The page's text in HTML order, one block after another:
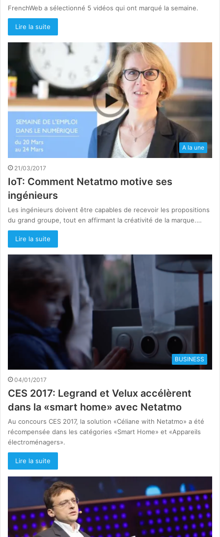
FrenchWeb a sélectionné 5 vidéos qui ont marqué la semaine.
Lire la suite
A la une
21/03/2017
IoT: Comment Netatmo motive ses
ingénieurs
Les ingénieurs doivent être capables de recevoir les propositions
du grand groupe, tout en affirmant la créativité de la marque.…
Lire la suite
BUSINESS
04/01/2017
CES 2017: Legrand et Velux accélèrent
dans la «smart home» avec Netatmo
Au concours CES 2017, la solution «Céliane with Netatmo» a été
récompensée dans les catégories «Smart Home» et «Appareils
électroménagers».
Lire la suite